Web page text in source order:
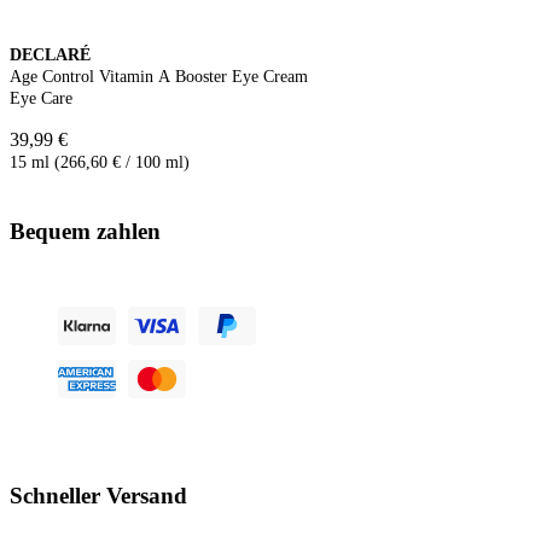
DECLARÉ
Age Control Vitamin A Booster Eye Cream
Eye Care
39,99 €
15 ml (266,60 € / 100 ml)
Bequem zahlen
Schneller Versand